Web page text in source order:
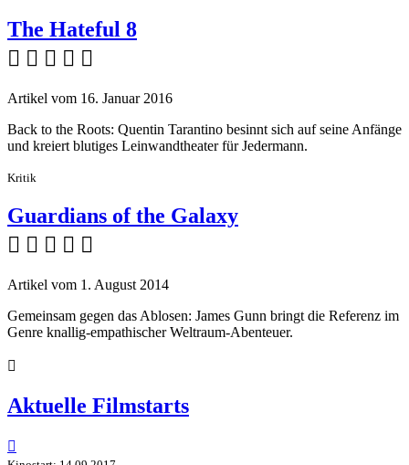
The Hateful 8
    
Artikel vom 16. Januar 2016
Back to the Roots: Quentin Tarantino besinnt sich auf seine Anfänge
und kreiert blutiges Leinwandtheater für Jedermann.
Kritik
Guardians of the Galaxy
    
Artikel vom 1. August 2014
Gemeinsam gegen das Ablosen: James Gunn bringt die Referenz im
Genre knallig-empathischer Weltraum-Abenteuer.

Aktuelle Filmstarts
